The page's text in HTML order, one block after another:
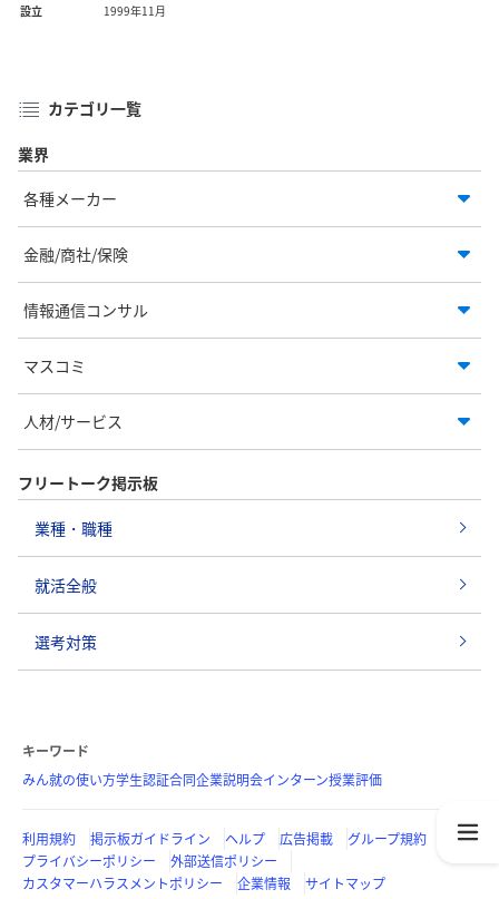
設立 1999年11月
カテゴリ一覧
業界
各種メーカー
金融/商社/保険
情報通信コンサル
マスコミ
人材/サービス
フリートーク掲示板
業種・職種
就活全般
選考対策
キーワード
みん就の使い方学生認証合同企業説明会インターン授業評価
利用規約 掲示板ガイドライン ヘルプ 広告掲載
グループ規約
プライバシーポリシー
外部送信ポリシー
カスタマーハラスメントポリシー
企業情報 サイトマップ